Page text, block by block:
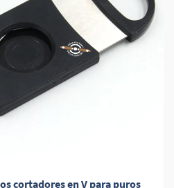
cortadores en V para puros